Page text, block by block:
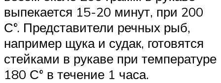
выпекается 15-20 минут, при 200
С°. Представители речных рыб,
например щука и судак, готовятся
стейками в рукаве при температуре
180 С° в течение 1 часа.